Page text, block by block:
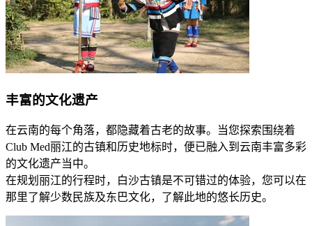
丰富的文化遗产
在云南的每个角落，都隐藏着古老的故事。当您探索围绕着
Club Med丽江的古镇和历史地标时，便已融入到云南丰富多彩
的文化遗产当中。
在规划丽江的行程时，白沙古镇是不可错过的体验，您可以在
那里了解少数民族及东巴文化，了解此地的悠长历史。